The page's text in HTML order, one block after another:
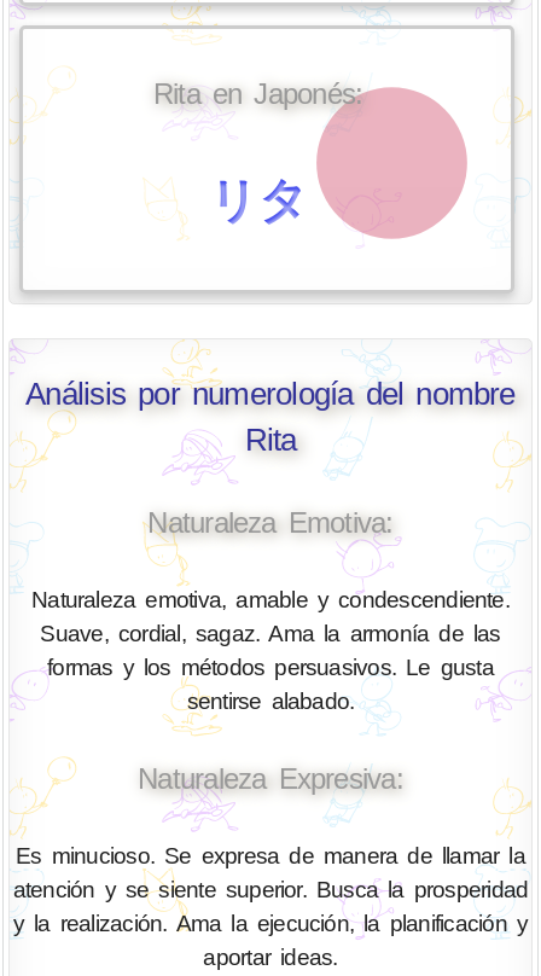
Rita en Japonés:
リタ
Análisis por numerología del nombre
Rita
Naturaleza Emotiva:
Naturaleza emotiva, amable y condescendiente.
Suave, cordial, sagaz. Ama la armonía de las
formas y los métodos persuasivos. Le gusta
sentirse alabado.
Naturaleza Expresiva:
Es minucioso. Se expresa de manera de llamar la
atención y se siente superior. Busca la prosperidad
y la realización. Ama la ejecución, la planificación y
aportar ideas.